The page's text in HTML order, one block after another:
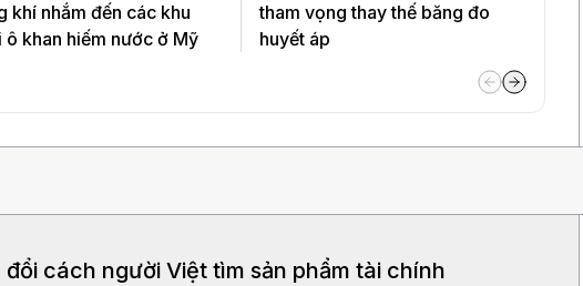
khí nhắm đến các khu
ô khan hiếm nước ở Mỹ
tham vọng thay thế băng đo
huyết áp
cách người Việt tìm sản phẩm tài chính